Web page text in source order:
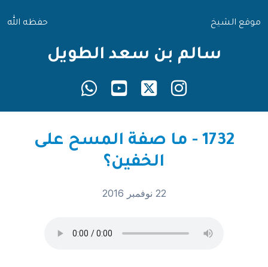
موقع الشيخ حفظه الله
سالم بن سعد الطويل
1732 - ما صفة المسح على
الخفين؟
22 نوفمبر 2016